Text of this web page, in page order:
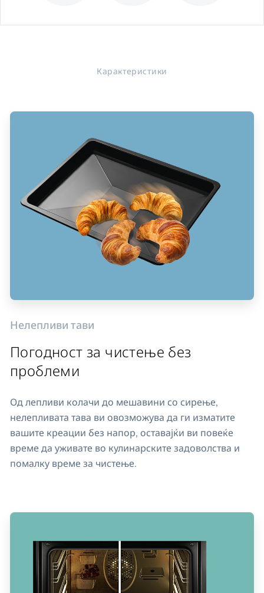
Карактеристики
Нелепливи тави
Погодност за чистење без
проблеми
Од лепливи колачи до мешавини со сирење,
нелепливата тава ви овозможува да ги изматите
вашите креации без напор, оставајќи ви повеќе
време да уживате во кулинарските задоволства и
помалку време за чистење.